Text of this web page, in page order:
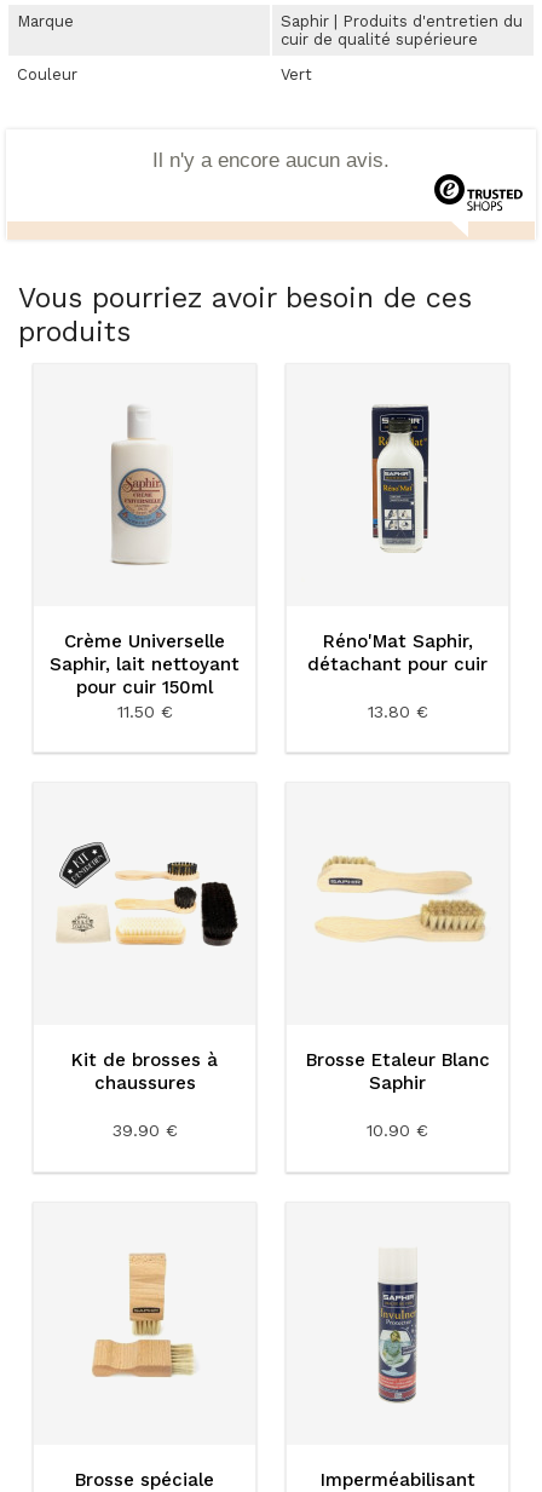
Marque
Saphir | Produits d'entretien du
cuir de qualité supérieure
Couleur
Vert
Il n'y a encore aucun avis.
Vous pourriez avoir besoin de ces
produits
Crème Universelle
Saphir, lait nettoyant
pour cuir 150ml
11.50 €
Réno'Mat Saphir,
détachant pour cuir
13.80 €
Kit de brosses à
chaussures
39.90 €
Brosse Etaleur Blanc
Saphir
10.90 €
Brosse spéciale
Imperméabilisant